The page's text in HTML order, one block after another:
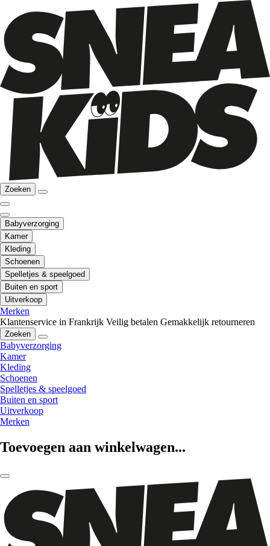
Zoeken
Babyverzorging
Kamer
Kleding
Schoenen
Spelletjes & speelgoed
Buiten en sport
Uitverkoop
Merken
Klantenservice in Frankrijk Veilig betalen Gemakkelijk retourneren
Zoeken
Babyverzorging
Kamer
Kleding
Schoenen
Spelletjes & speelgoed
Buiten en sport
Uitverkoop
Merken
Toevoegen aan winkelwagen...